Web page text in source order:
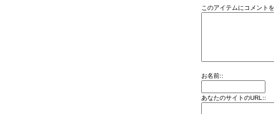
このアイテムにコメント
お名前::
あなたのサイトのURL::